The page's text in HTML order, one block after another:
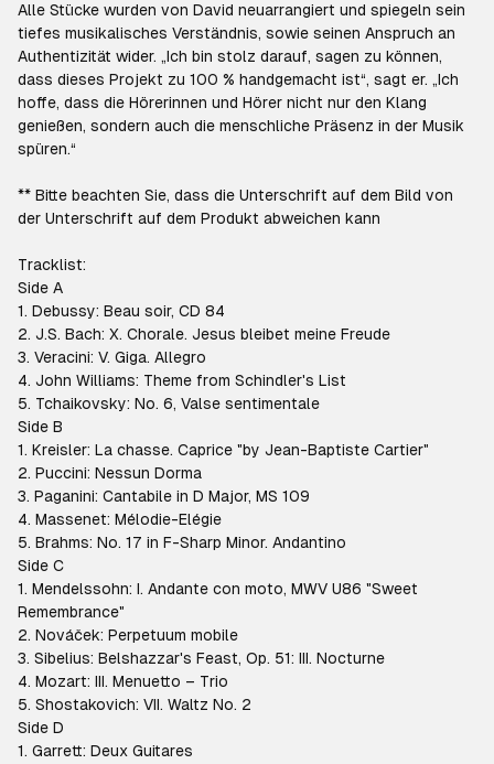
Alle Stücke wurden von David neuarrangiert und spiegeln sein
tiefes musikalisches Verständnis, sowie seinen Anspruch an
Authentizität wider. „Ich bin stolz darauf, sagen zu können,
dass dieses Projekt zu 100 % handgemacht ist“, sagt er. „Ich
hoffe, dass die Hörerinnen und Hörer nicht nur den Klang
genießen, sondern auch die menschliche Präsenz in der Musik
spüren.“
** Bitte beachten Sie, dass die Unterschrift auf dem Bild von
der Unterschrift auf dem Produkt abweichen kann
Tracklist:
Side A
1. Debussy: Beau soir, CD 84
2. J.S. Bach: X. Chorale. Jesus bleibet meine Freude
3. Veracini: V. Giga. Allegro
4. John Williams: Theme from Schindler's List
5. Tchaikovsky: No. 6, Valse sentimentale
Side B
1. Kreisler: La chasse. Caprice "by Jean-Baptiste Cartier"
2. Puccini: Nessun Dorma
3. Paganini: Cantabile in D Major, MS 109
4. Massenet: Mélodie-Elégie
5. Brahms: No. 17 in F-Sharp Minor. Andantino
Side C
1. Mendelssohn: I. Andante con moto, MWV U86 "Sweet
Remembrance"
2. Nováček: Perpetuum mobile
3. Sibelius: Belshazzar's Feast, Op. 51: III. Nocturne
4. Mozart: III. Menuetto – Trio
5. Shostakovich: VII. Waltz No. 2
Side D
1. Garrett: Deux Guitares